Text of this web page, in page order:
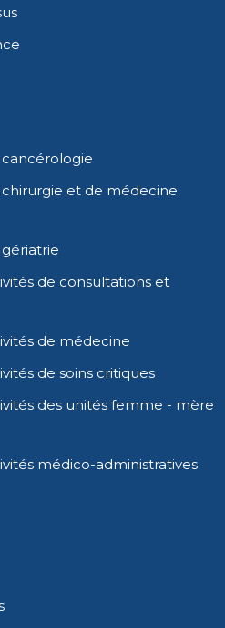
et de médecine
de consultations et
de médecine
de soins critiques
des unités femme - mère
médico-administratives